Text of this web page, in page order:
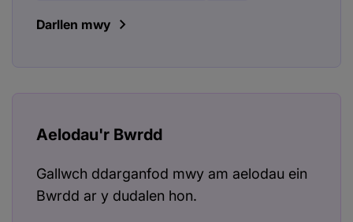
Darllen mwy
Aelodau'r Bwrdd
Gallwch ddarganfod mwy am aelodau ein
Bwrdd ar y dudalen hon.